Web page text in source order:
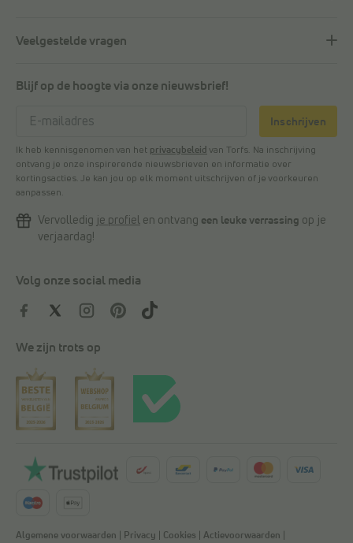
Veelgestelde vragen
Blijf op de hoogte via onze nieuwsbrief!
Inschrijven
Ik heb kennisgenomen van het privacybeleid van Torfs. Na inschrijving
ontvang je onze inspirerende nieuwsbrieven en informatie over
kortingsacties. Je kan jou op elk moment uitschrijven of je voorkeuren
aanpassen.
Vervolledig je profiel en ontvang een leuke verrassing op je
verjaardag!
Volg onze social media
We zijn trots op
Algemene voorwaarden Privacy Cookies Actievoorwaarden